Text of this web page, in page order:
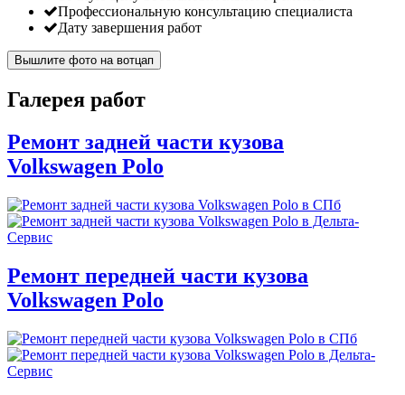
Профессиональную консультацию специалиста
Дату завершения работ
Вышлите фото на вотцап
Галерея работ
Ремонт задней части кузова
Volkswagen Polo
Ремонт передней части кузова
Volkswagen Polo